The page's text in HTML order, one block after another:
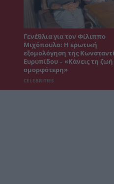
Γενέθλια για τον Φίλιππο
Μιχόπουλο: Η ερωτική
εξομολόγηση της
Ευρυπίδου – «Κάνεις τη
ομορφότερη»
CELEBRITIES